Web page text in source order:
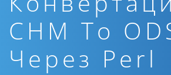
CHM To
Через Perl